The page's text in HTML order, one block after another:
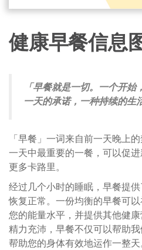
健康早餐信息
「早餐就是一切。一个开
一天的承诺，一种持续的生
「早餐」一词来自前一天晚上
一天中最重要的一餐，可以促
更多卡路里。
经过几个小时的睡眠，早餐提
恢复正常。一份均衡的早餐可
您的能量水平，并提供其他健
精力充沛，早餐不仅可以帮助
帮助您的身体有效地运作一整天